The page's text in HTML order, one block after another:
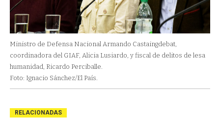
Ministro de Defensa Nacional Armando Castaingdebat,
coordinadora del GIAF, Alicia Lusiardo, y fiscal de delitos de lesa
humanidad, Ricardo Perciballe.
Foto: Ignacio Sánchez/El País.
RELACIONADAS